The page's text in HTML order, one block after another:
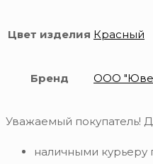
Цвет изделия Красный
Бренд ООО
Уважаемый покупатель!
наличными курьеру